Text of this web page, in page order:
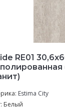
RE01
Estima City
Белый